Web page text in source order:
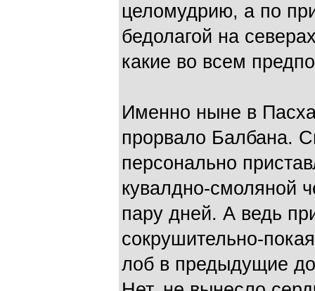
целомудрию, а по
бедолагой на
какие во всем
Именно ныне в
прорвало Балбана.
персонально
кувалдно-смоляной
пару дней. А ведь
сокрушительно-
лоб в предыдущие